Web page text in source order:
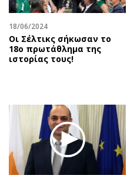
18/06/2024
Οι Σέλτικς σήκωσαν το
18ο πρωτάθλημα της
ιστορίας τους!